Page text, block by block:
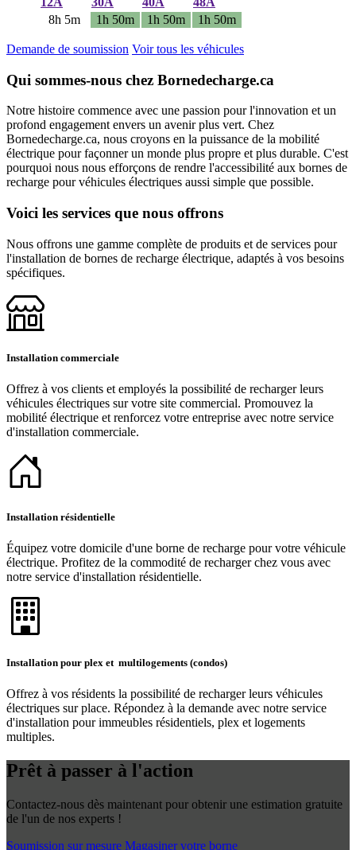
8h 5m
1h 50m 1h 50m 1h 50m
Demande de soumission Voir tous les véhicules
Qui sommes-nous chez Bornedecharge.ca
Notre histoire commence avec une passion pour l'innovation et un
profond engagement envers un avenir plus vert. Chez
Bornedecharge.ca, nous croyons en la puissance de la mobilité
électrique pour façonner un monde plus propre et plus durable. C'est
pourquoi nous nous efforçons de rendre l'accessibilité aux bornes de
recharge pour véhicules électriques aussi simple que possible.
Voici les services que nous offrons
Nous offrons une gamme complète de produits et de services pour
l'installation de bornes de recharge électrique, adaptés à vos besoins
spécifiques.
Installation commerciale
Offrez à vos clients et employés la possibilité de recharger leurs
véhicules électriques sur votre site commercial. Promouvez la
mobilité électrique et renforcez votre entreprise avec notre service
d'installation commerciale.
Installation résidentielle
Équipez votre domicile d'une borne de recharge pour votre véhicule
électrique. Profitez de la commodité de recharger chez vous avec
notre service d'installation résidentielle.
Installation pour plex et multilogements (condos)
Offrez à vos résidents la possibilité de recharger leurs véhicules
électriques sur place. Répondez à la demande avec notre service
d'installation pour immeubles résidentiels, plex et logements
multiples.
Prêt à passer à l'action
Contactez-nous dès maintenant pour obtenir une estimation gratuite
de l'un de nos experts !
Soumission sur mesure Magasiner votre borne